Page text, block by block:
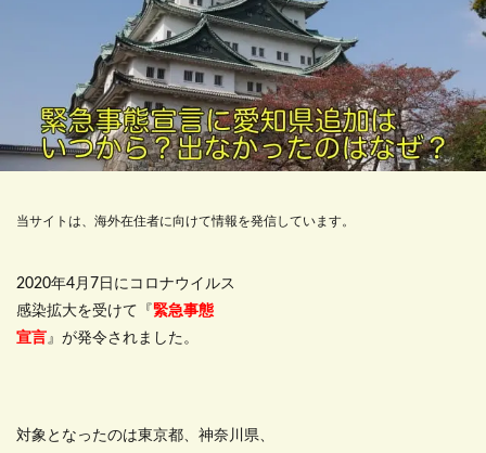
当サイトは、海外在住者に向けて情報を発信しています。
2020年4月7日にコロナウイルス
感染拡大を受けて『 緊急事態
宣言 』が発令されました。
対象となったのは東京都、神奈川県、